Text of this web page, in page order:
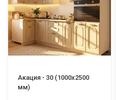
Акация - 30 (1000х2500
мм)